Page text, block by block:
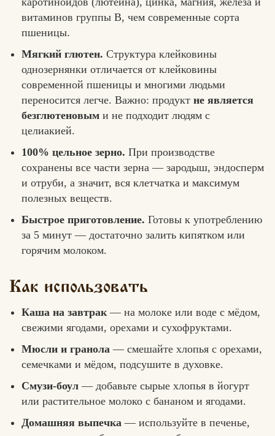
витаминов группы B, чем современные сорта
пшеницы.
Мягкий глютен. Структура клейковины
однозернянки отличается от клейковины
современной пшеницы и многими людьми
переносится легче. Важно: продукт не является
безглютеновым и не подходит людям с
целиакией.
100% цельное зерно. При производстве
сохранены все части зерна — зародыш, эндосперм
и отруби, а значит, вся клетчатка и максимум
полезных веществ.
Быстрое приготовление. Готовы к употреблению
за 5 минут — достаточно залить кипятком или
горячим молоком.
Как использовать
Каша на завтрак — на молоке или воде с мёдом,
свежими ягодами, орехами и сухофруктами.
Мюсли и гранола — смешайте хлопья с орехами,
семечками и мёдом, подсушите в духовке.
Смузи-боул — добавьте сырые хлопья в йогурт
или растительное молоко с бананом и ягодами.
Домашняя выпечка — используйте в печенье,